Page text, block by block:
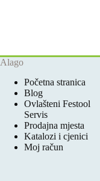
Alago
Početna stranica
Blog
Ovlašteni Festool
Servis
Prodajna mjesta
Katalozi i cjenici
Moj račun